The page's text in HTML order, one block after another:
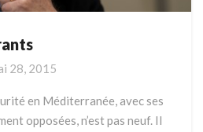
28, 2015
en Méditerranée, avec ses
opposées, n’est pas neuf. Il